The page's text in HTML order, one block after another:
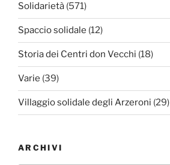
Solidarietà (571)
Spaccio solidale (12)
Storia dei Centri don Vecchi (18)
Varie (39)
Villaggio solidale degli Arzeroni (29)
ARCHIVI